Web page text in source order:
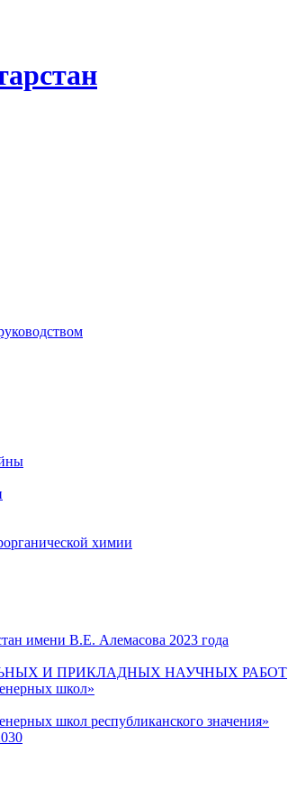
химии
имени В.Е. Алемасова 2023 года
И ПРИКЛАДНЫХ НАУЧНЫХ РАБОТ
школ»
школ республиканского значения»